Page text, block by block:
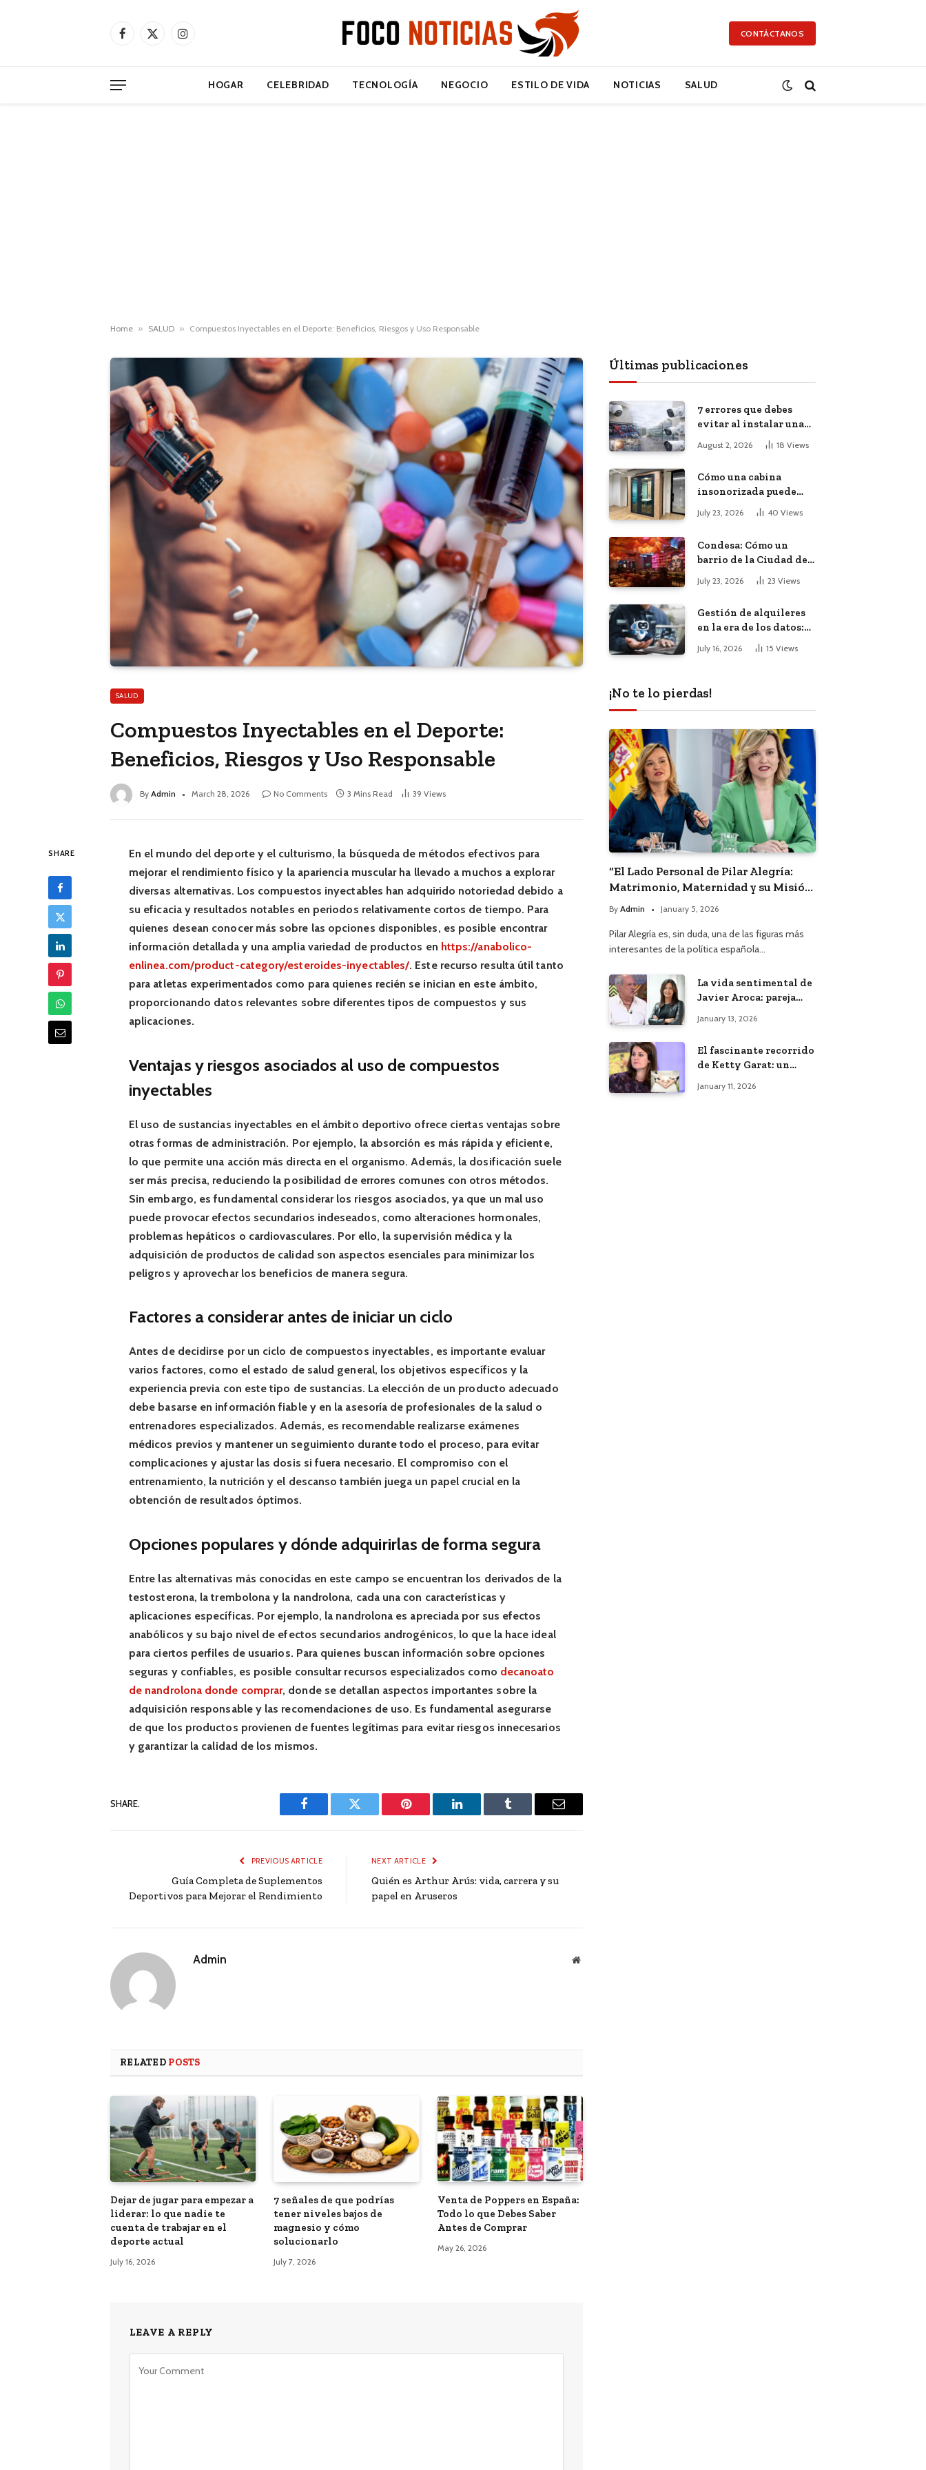
Facebook
X
Instagram CONTÁCTANOS
HOGAR CELEBRIDAD TECNOLOGÍA NEGOCIO ESTILO DE VIDA NOTICIAS SALUD
Home » SALUD » Compuestos Inyectables en el Deporte: Beneficios, Riesgos y Uso Responsable
SALUD
Compuestos Inyectables en el Deporte:
Beneficios, Riesgos y Uso Responsable
By Admin March 28, 2026 No Comments 3 Mins Read 39 Views
SHARE
En el mundo del deporte y el culturismo, la búsqueda de métodos efectivos para
mejorar el rendimiento físico y la apariencia muscular ha llevado a muchos a explorar
diversas alternativas. Los compuestos inyectables han adquirido notoriedad debido a
su eficacia y resultados notables en periodos relativamente cortos de tiempo. Para
quienes desean conocer más sobre las opciones disponibles, es posible encontrar
información detallada y una amplia variedad de productos en https://anabolico-
enlinea.com/product-category/esteroides-inyectables/. Este recurso resulta útil tanto
para atletas experimentados como para quienes recién se inician en este ámbito,
proporcionando datos relevantes sobre diferentes tipos de compuestos y sus
aplicaciones.
Ventajas y riesgos asociados al uso de compuestos
inyectables
El uso de sustancias inyectables en el ámbito deportivo ofrece ciertas ventajas sobre
otras formas de administración. Por ejemplo, la absorción es más rápida y eficiente,
lo que permite una acción más directa en el organismo. Además, la dosificación suele
ser más precisa, reduciendo la posibilidad de errores comunes con otros métodos.
Sin embargo, es fundamental considerar los riesgos asociados, ya que un mal uso
puede provocar efectos secundarios indeseados, como alteraciones hormonales,
problemas hepáticos o cardiovasculares. Por ello, la supervisión médica y la
adquisición de productos de calidad son aspectos esenciales para minimizar los
peligros y aprovechar los beneficios de manera segura.
Factores a considerar antes de iniciar un ciclo
Antes de decidirse por un ciclo de compuestos inyectables, es importante evaluar
varios factores, como el estado de salud general, los objetivos específicos y la
experiencia previa con este tipo de sustancias. La elección de un producto adecuado
debe basarse en información fiable y en la asesoría de profesionales de la salud o
entrenadores especializados. Además, es recomendable realizarse exámenes
médicos previos y mantener un seguimiento durante todo el proceso, para evitar
complicaciones y ajustar las dosis si fuera necesario. El compromiso con el
entrenamiento, la nutrición y el descanso también juega un papel crucial en la
obtención de resultados óptimos.
Opciones populares y dónde adquirirlas de forma segura
Entre las alternativas más conocidas en este campo se encuentran los derivados de la
testosterona, la trembolona y la nandrolona, cada una con características y
aplicaciones específicas. Por ejemplo, la nandrolona es apreciada por sus efectos
anabólicos y su bajo nivel de efectos secundarios androgénicos, lo que la hace ideal
para ciertos perfiles de usuarios. Para quienes buscan información sobre opciones
seguras y confiables, es posible consultar recursos especializados como decanoato
de nandrolona donde comprar, donde se detallan aspectos importantes sobre la
adquisición responsable y las recomendaciones de uso. Es fundamental asegurarse
de que los productos provienen de fuentes legítimas para evitar riesgos innecesarios
y garantizar la calidad de los mismos.
SHARE.
Facebook Twitter Pinterest LinkedIn Tumblr Email
PREVIOUS ARTICLE
Guía Completa de Suplementos
Deportivos para Mejorar el Rendimiento
NEXT ARTICLE
Quién es Arthur Arús: vida, carrera y su
papel en Aruseros
Admin Website
RELATED POSTS
Dejar de jugar para empezar a
liderar: lo que nadie te
cuenta de trabajar en el
deporte actual
July 16, 2026
7 señales de que podrías
tener niveles bajos de
magnesio y cómo
solucionarlo
July 7, 2026
Venta de Poppers en España:
Todo lo que Debes Saber
Antes de Comprar
May 26, 2026
LEAVE A REPLY
Últimas publicaciones
7 errores que debes
evitar al instalar una
red, cámaras o equipos
tecnológicos en una
August 2, 2026 18 Views
Cómo una cabina
insonorizada puede
productividad de tu
July 23, 2026 40 Views
Condesa: Cómo un
barrio de la Ciudad de
México atrajo a
trabajadores remotos
July 23, 2026 23 Views
Gestión de alquileres
en la era de los datos:
El impacto de la
inteligencia artificial
July 16, 2026 15 Views
¡No te lo pierdas!
“El Lado Personal de Pilar Alegría:
Matrimonio, Maternidad y su Misión
Política”
By Admin January 5, 2026
Pilar Alegría es, sin duda, una de las figuras más
interesantes de la política española…
La vida sentimental de
Javier Aroca: pareja
Àngels Barceló
January 13, 2026
El fascinante recorrido
de Ketty Garat: un
bodas
January 11, 2026